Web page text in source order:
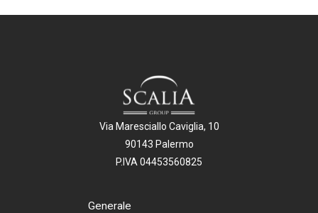
Via Maresciallo Caviglia, 10
90143 Palermo
P.IVA 04453560825
Generale